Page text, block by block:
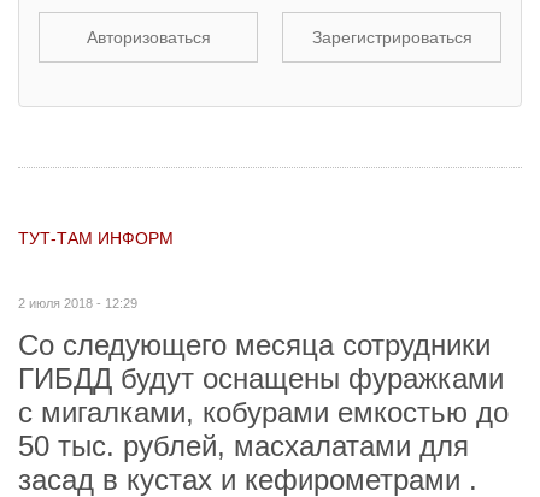
Авторизоваться Зарегистрироваться
ТУТ-ТАМ ИНФОРМ
2 июля 2018 - 12:29
Со следующего месяца сотрудники
ГИБДД будут оснащены фуражками
с мигалками, кобурами емкостью до
50 тыс. рублей, масхалатами для
засад в кустах и кефирометрами .